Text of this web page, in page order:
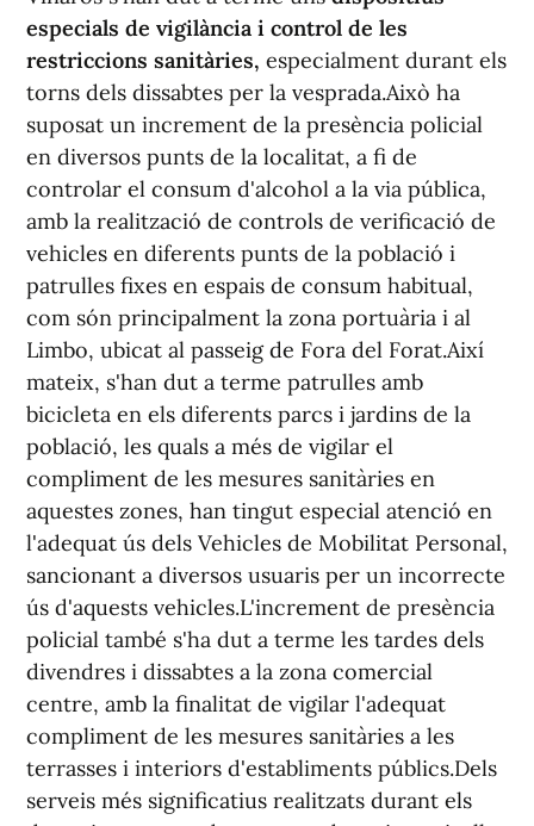
especials de vigilància i control de les
restriccions sanitàries, especialment durant els
torns dels dissabtes per la vesprada.Això ha
suposat un increment de la presència policial
en diversos punts de la localitat, a fi de
controlar el consum d'alcohol a la via pública,
amb la realització de controls de verificació de
vehicles en diferents punts de la població i
patrulles fixes en espais de consum habitual,
com són principalment la zona portuària i al
Limbo, ubicat al passeig de Fora del Forat.Així
mateix, s'han dut a terme patrulles amb
bicicleta en els diferents parcs i jardins de la
població, les quals a més de vigilar el
compliment de les mesures sanitàries en
aquestes zones, han tingut especial atenció en
l'adequat ús dels Vehicles de Mobilitat Personal,
sancionant a diversos usuaris per un incorrecte
ús d'aquests vehicles.L'increment de presència
policial també s'ha dut a terme les tardes dels
divendres i dissabtes a la zona comercial
centre, amb la finalitat de vigilar l'adequat
compliment de les mesures sanitàries a les
terrasses i interiors d'establiments públics.Dels
serveis més significatius realitzats durant els